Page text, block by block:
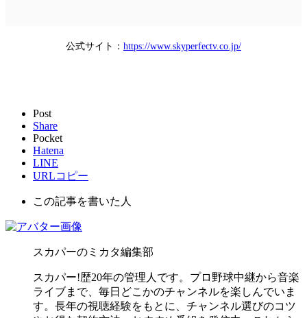
公式サイト： https://www.skyperfectv.co.jp/
Post
Share
Pocket
Hatena
LINE
URLコピー
この記事を書いた人
スカパーのミカタ編集部
スカパー!歴20年の管理人です。プロ野球中継から音楽
ライブまで、毎日どこかのチャンネルを楽しんでいま
す。長年の視聴経験をもとに、チャンネル選びのコツ